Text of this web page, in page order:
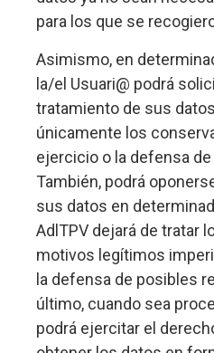
para los que se
Asimismo, en
la/el Usuari@ podrá
tratamiento de sus
únicamente los
ejercicio o la defensa
También, podrá
sus datos en
AdlTPV dejará de tratar
motivos legítimos
la defensa de posibles
último, cuando sea
podrá ejercitar el